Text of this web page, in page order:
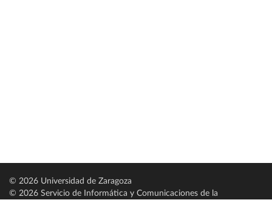
© 2026 Universidad de Zaragoza
© 2026 Servicio de Informática y Comunicaciones de la